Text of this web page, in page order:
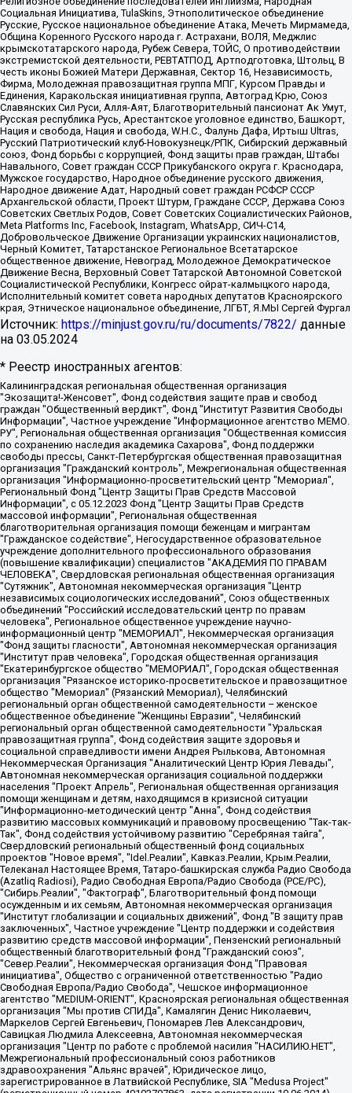
Социальная Инициатива, TulaSkins, Этнополитическое объединение
Русские, Русское национальное объединение Атака, Мечеть Мирмамеда,
Община Коренного Русского народа г. Астрахани, ВОЛЯ, Меджлис
крымскотатарского народа, Рубеж Севера, ТОЙС, О противодействии
экстремистской деятельности, РЕВТАТПОД, Артподготовка, Штольц, В
честь иконы Божией Матери Державная, Сектор 16, Независимость,
Фирма, Молодежная правозащитная группа МПГ, Курсом Правды и
Единения, Каракольская инициативная группа, Автоград Крю, Союз
Славянских Сил Руси, Алля-Аят, Благотворительный пансионат Ак Умут,
Русская республика Русь, Арестантское уголовное единство, Башкорт,
Нация и свобода, Нация и свобода, W.H.С., Фалунь Дафа, Иртыш Ultras,
Русский Патриотический клуб-Новокузнецк/РПК, Сибирский державный
союз, Фонд борьбы с коррупцией, Фонд защиты прав граждан, Штабы
Навального, Совет граждан СССР Прикубанского округа г. Краснодара,
Мужское государство, Народное объединение русского движения,
Народное движение Адат, Народный совет граждан РСФСР СССР
Архангельской области, Проект Штурм, Граждане СССР, Держава Союз
Советских Светлых Родов, Совет Советских Социалистических Районов,
Meta Platforms Inc, Facebook, Instagram, WhatsApp, СИЧ-С14,
Добровольческое Движение Организации украинских националистов,
Черный Комитет, Татарстанское Региональное Всетатарское
общественное движение, Невоград, Молодежное Демократическое
Движение Весна, Верховный Совет Татарской Автономной Советской
Социалистической Республики, Конгресс ойрат-калмыцкого народа,
Исполнительный комитет совета народных депутатов Красноярского
края, Этническое национальное объединение, ЛГБТ, Я.МЫ Сергей Фургал
Источник: https://minjust.gov.ru/ru/documents/7822/ данные
на 03.05.2024
* Реестр иностранных агентов:
Калининградская региональная общественная организация "Экозащита!-Женсовет", Фонд содействия защите прав и свобод граждан "Общественный вердикт", Фонд "Институт Развития Свободы Информации", Частное учреждение "Информационное агентство МЕМО. РУ", Региональная общественная организация "Общественная комиссия по сохранению наследия академика Сахарова", Фонд поддержки свободы прессы, Санкт-Петербургская общественная правозащитная организация "Гражданский контроль", Межрегиональная общественная организация "Информационно-просветительский центр "Мемориал", Региональный Фонд "Центр Защиты Прав Средств Массовой Информации", с 05.12.2023 Фонд "Центр Защиты Прав Средств массовой информации", Региональная общественная благотворительная организация помощи беженцам и мигрантам "Гражданское содействие", Негосударственное образовательное учреждение дополнительного профессионального образования (повышение квалификации) специалистов "АКАДЕМИЯ ПО ПРАВАМ ЧЕЛОВЕКА", Свердловская региональная общественная организация "Сутяжник", Автономная некоммерческая организация "Центр независимых социологических исследований", Союз общественных объединений "Российский исследовательский центр по правам человека", Региональное общественное учреждение научно-информационный центр "МЕМОРИАЛ", Некоммерческая организация "Фонд защиты гласности", Автономная некоммерческая организация "Институт прав человека", Городская общественная организация "Екатеринбургское общество "МЕМОРИАЛ", Городская общественная организация "Рязанское историко-просветительское и правозащитное общество "Мемориал" (Рязанский Мемориал), Челябинский региональный орган общественной самодеятельности – женское общественное объединение "Женщины Евразии", Челябинский региональный орган общественной самодеятельности "Уральская правозащитная группа", Фонд содействия защите здоровья и социальной справедливости имени Андрея Рылькова, Автономная Некоммерческая Организация "Аналитический Центр Юрия Левады", Автономная некоммерческая организация социальной поддержки населения "Проект Апрель", Региональная общественная организация помощи женщинам и детям, находящимся в кризисной ситуации "Информационно-методический центр "Анна", Фонд содействия развитию массовых коммуникаций и правовому просвещению "Так-так-Так", Фонд содействия устойчивому развитию "Серебряная тайга", Свердловский региональный общественный фонд социальных проектов "Новое время", "Idel.Реалии", Кавказ.Реалии, Крым.Реалии, Телеканал Настоящее Время, Татаро-башкирская служба Радио Свобода (Azatliq Radiosi), Радио Свободная Европа/Радио Свобода (PCE/PC), "Сибирь.Реалии", "Фактограф", Благотворительный фонд помощи осужденным и их семьям, Автономная некоммерческая организация "Институт глобализации и социальных движений", Фонд "В защиту прав заключенных", Частное учреждение "Центр поддержки и содействия развитию средств массовой информации", Пензенский региональный общественный благотворительный фонд "Гражданский союз", "Север.Реалии", Некоммерческая организация Фонд "Правовая инициатива", Общество с ограниченной ответственностью "Радио Свободная Европа/Радио Свобода", Чешское информационное агентство "MEDIUM-ORIENT", Красноярская региональная общественная организация "Мы против СПИДа", Камалягин Денис Николаевич, Маркелов Сергей Евгеньевич, Пономарев Лев Александрович, Савицкая Людмила Алексеевна, Автономная некоммерческая организация "Центр по работе с проблемой насилия "НАСИЛИЮ.НЕТ", Межрегиональный профессиональный союз работников здравоохранения "Альянс врачей", Юридическое лицо, зарегистрированное в Латвийской Республике, SIA "Medusa Project" (регистрационный номер 40103797863, дата регистрации 10.06.2014), Некоммерческая организация "Фонд по борьбе с коррупцией", Автономная некоммерческая организация "Институт права и публичной политики", Баданин Роман Сергеевич, Гликин Максим Александрович, Железнова Мария Михайловна, Лукьянова Юлия Сергеевна, Маетная Елизавета Витальевна, Маняхин Петр Борисович, Чуракова Ольга Владимировна, Ярош Юлия Петровна, Юридическое лицо "The Insider SIA", зарегистрированное в Риге, Латвийская Республика (дата регистрации 26.06.2015), являющееся администратором доменного имени интернет-издания "The Insider SIA", https://theins.ru, Постернак Алексей Евгеньевич, Рубин Михаил Аркадьевич, Анин Роман Александрович, Юридическое лицо Istories fonds, зарегистрированное в Латвийской Республике (регистрационный номер 50008295751, дата регистрации 24.02.2020), Великовский Дмитрий Александрович, Долинина Ирина Николаевна, Мароховская Алеся Алексеевна, Шлейнов Роман Юрьевич, Шмагун Олеся Валентиновна, Общество с ограниченной ответственностью "Альтаир 2021", Общество с ограниченной ответственностью "Вега 2021", Общество с ограниченной ответственностью "Главный редактор 2021", Общество с ограниченной ответственностью "Ромашки монолит", Важенков Артем Валерьевич, Ивановская областная общественная организация "Центр гендерных исследований", Гурман Юрий Альбертович, Медиапроект "ОВД-Инфо", Егоров Владимир Владимирович, Жилинский Владимир Александрович, Общество с ограниченной ответственностью "ЗП", Иванова София Юрьевна, Карезина Инна Павловна, Кильтау Екатерина Викторовна, Петров Алексей Викторович, Пискунов Сергей Евгеньевич, Смирнов Сергей Сергеевич, Тихонов Михаил Сергеевич, Общество с ограниченной ответственностью "ЖУРНАЛИСТ-ИНОСТРАННЫЙ АГЕНТ", Арапова Галина Юрьевна, Вольтская Татьяна Анатольевна, Американская компания "Mason G.E.S. Anonymous Foundation" (США), являющаяся владельцем интернет-издания https://mnews.world/, Компания "Stichting Bellingcat", зарегистрированная в Нидерландах (дата регистрации 11.07.2018), Захаров Андрей Вячеславович, Клепиковская Екатерина Дмитриевна, Общество с ограниченной ответственностью "МЕМО", Перл Роман Александрович, Симонов Евгений Алексеевич, Соловьева Елена Анатольевна, Сотников Даниил Владимирович, Сурначева Елизавета Дмитриевна, Автономная некоммерческая организация по защите прав человека и информированию населения "Якутия – Наше Мнение", Общество с ограниченной ответственностью "Москоу диджитал медиа", с 26.01.2023 Общество с ограниченной ответственностью "Чайка Белые сады", Ветошкина Валерия Валерьевна, Заговора Максим Александрович, Межрегиональное общественное движение "Российская ЛГБТ - сеть", Оленичев Максим Владимирович, Павлов Иван Юрьевич, Скворцова Елена Сергеевна, Общество с ограниченной ответственностью "Как бы инагент", Кочетков Игорь Викторович, Общество с ограниченной ответственностью "Честные выборы", Еланчик Олег Александрович, Общество с ограниченной ответственностью "Нобелевский призыв", Гималова Регина Эмилевна, Григорьев Андрей Валерьевич, Григорьева Алина Александровна, Ассоциация по содействию защите прав призывников, альтернативнослужащих и военнослужащих "Правозащитная группа "Гражданин.Армия.Право", Хисамова Регина Фаритовна, Автономная некоммерческая организация по реализации социально-правовых программ "Лилит", Дальневосточное общественное движение "Маяк", Санкт-Петербургская ЛГБТ-инициативная группа "Выход", Инициативная группа ЛГБТ+ "Реверс", Алексеев Андрей Викторович, Бекбулатова Таисия Львовна, Беляев Иван Михайлович, Владыкина Елена Сергеевна, Гельман Марат Александрович, Никульшина Вероника Юрьевна, Толоконникова Надежда Андреевна, Шендерович Виктор Анатольевич, Общество с ограниченной ответственностью "Данное сообщение", Общество с ограниченной ответственностью Издательский дом "Новая глава", Айнбиндер Александра Александровна, Московский комьюнити-центр для ЛГБТ+инициатив, Благотворительный фонд развития филантропии, Deutsche Welle (Германия, Kurt-Schumacher-Strasse 3, 53113 Bonn), Борзунова Мария Михайловна, Воробьев Виктор Викторович, Голубева Анна Львовна, Константинова Алла Михайловна, Малкова Ирина Владимировна, Мурадов Мурад Абдулгалимович, Осетинская Елизавета Николаевна, Понасенков Евгений Николаевич, Ганапольский Матвей Юрьевич, Киселев Евгений Алексеевич, Борухович Ирина Григорьевна, Дремин Иван Тимофеевич, Дубровский Дмитрий Викторович, Красноярская региональная общественная организация поддержки и развития альтернативных образовательных технологий и межкультурных коммуникаций "ИНТЕРРА", Маяковская Екатерина Алексеевна, Фейгин Марк Захарович, Филимонов Андрей Викторович, Дзугкоева Регина Николаевна, Доброхотов Роман Александрович, Дудь Юрий Александрович, Елкин Сергей Владимирович, Кругликов Кирилл Игоревич, Сабунаева Мария Леонидовна, Семенов Алексей Владимирович, Шаинян Карен Багратович, Шульман Екатерина Михайловна, Асафьев Артур Валерьевич, Вахштайн Виктор Семенович, Венедиктов Алексей Алексеевич, Лушникова Екатерина Евгеньевна, Волков Леонид Михайлович, Невзоров Александр Глебович, Пархоменко Сергей Борисович, Сироткин Ярослав Николаевич, Кара-Мурза Владимир Владимирович, Баранова Наталья Владимировна, Гозман Леонид Яковлевич, Кагарлицкий Борис Юльевич, Климарев Михаил Валерьевич, Милов Владимир Станиславович, Автономная некоммерческая организация Краснодарский центр современного искусства "Типография", Моргенштерн Алишер Тагирович, Соболь Любовь Эдуардовна, Общество с ограниченной ответственностью "ЛИЗА НОРМ", Каспаров Гарри Кимович, Ходорковский Михаил Борисович, Общество с ограниченной ответственностью "Апрельские тезисы", Данилович Ирина Брониславовна, Кашин Олег Владимирович, Петров Николай Владимирович, Пивоваров Алексей Владимирович, Соколов Михаил Владимирович, Цветкова Юлия Владимировна, Чичваркин Евгений Александрович, Комитет против пыток/Команда против пыток, Общество с ограниченной ответственностью "Первый научный", Общество с ограниченной ответственностью "Вертолет и ко", Белоцерковская Вероника Борисовна, Кац Максим Евгеньевич, Лазарева Татьяна Юрьевна, Шаведдинов Руслан Табризович, Яшин Илья Валерьевич, Общество с ограниченной ответственностью "Иноагент ААВ", Алешковский Дмитрий Петрович, Альбац Евгения Марковна, Быков Дмитрий Львович, Галямина Юлия Евгеньевна, Лойко Сергей Леонидович, Мартынов Кирилл Константинович, Медведев Сергей Александрович, Крашенинников Федор Геннадиевич, Гордеева Катерина Вл